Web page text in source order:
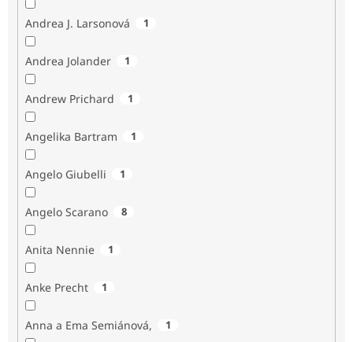
Andrea J. Larsonová 1
Andrea Jolander 1
Andrew Prichard 1
Angelika Bartram 1
Angelo Giubelli 1
Angelo Scarano 8
Anita Nennie 1
Anke Precht 1
Anna a Ema Semiánová, 1